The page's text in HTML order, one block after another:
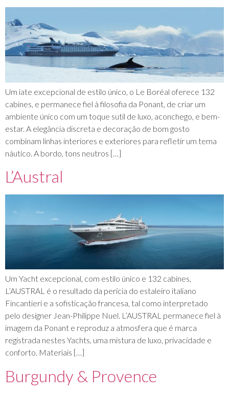
Um iate excepcional de estilo único, o Le Boréal oferece 132
cabines, e permanece fiel à filosofia da Ponant, de criar um
ambiente único com um toque sutil de luxo, aconchego, e bem-
estar. A elegância discreta e decoração de bom gosto
combinam linhas interiores e exteriores para refletir um tema
náutico. A bordo, tons neutros […]
L’Austral
Um Yacht excepcional, com estilo único e 132 cabines,
L’AUSTRAL é o resultado da perícia do estaleiro italiano
Fincantieri e a sofisticação francesa, tal como interpretado
pelo designer Jean-Philippe Nuel. L’AUSTRAL permanece fiel à
imagem da Ponant e reproduz a atmosfera que é marca
registrada nestes Yachts, uma mistura de luxo, privacidade e
conforto. Materiais […]
Burgundy & Provence